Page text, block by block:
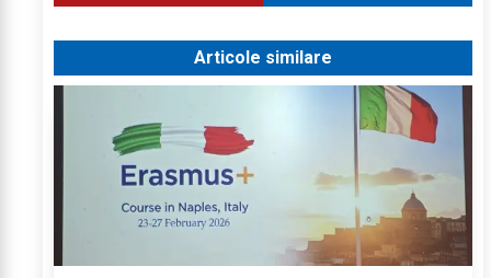
Articole similare